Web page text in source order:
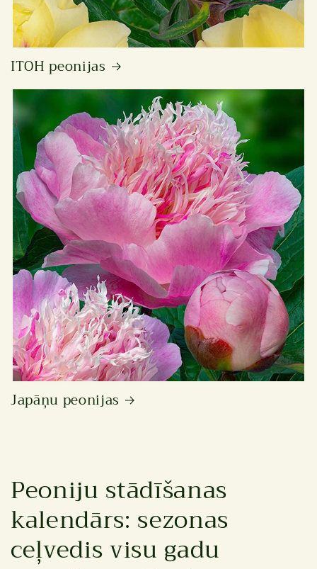
ITOH peonijas
Japāņu peonijas
Peoniju stādīšanas
kalendārs: sezonas
ceļvedis visu gadu